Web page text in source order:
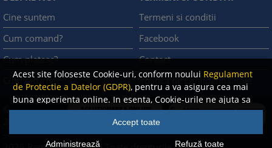
Acest site foloseste Cookie-uri, conform noului Regulament
de Protectie a Datelor (GDPR), pentru a va asigura cea mai
buna experienta online. In esenta, Cookie-urile ne ajuta sa
imbunatatim continutul de pe site, oferindu-va dvs.,
cititorul, o experienta online personalizata si mult mai
rapida. Ele sunt folosite doar de site-ul nostru si partenerii
Accept toate
Administrează Refuză toate
Cine suntem
Cum comand?
Cum platesc?
Cum returnez
Termeni si conditii
Facebook
Contact
Politica de confidentialitate
©